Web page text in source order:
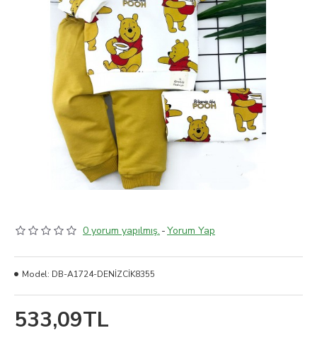
0 yorum yapılmış. -Yorum Yap
533,09TL
Model: DB-A1724-DENİZCİK8355